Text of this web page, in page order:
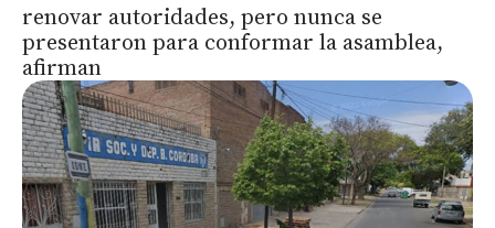
renovar autoridades, pero nunca se
presentaron para conformar la asamblea,
afirman